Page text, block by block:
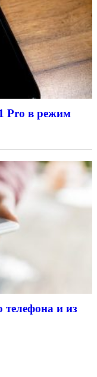
Pro в режим
телефона и из